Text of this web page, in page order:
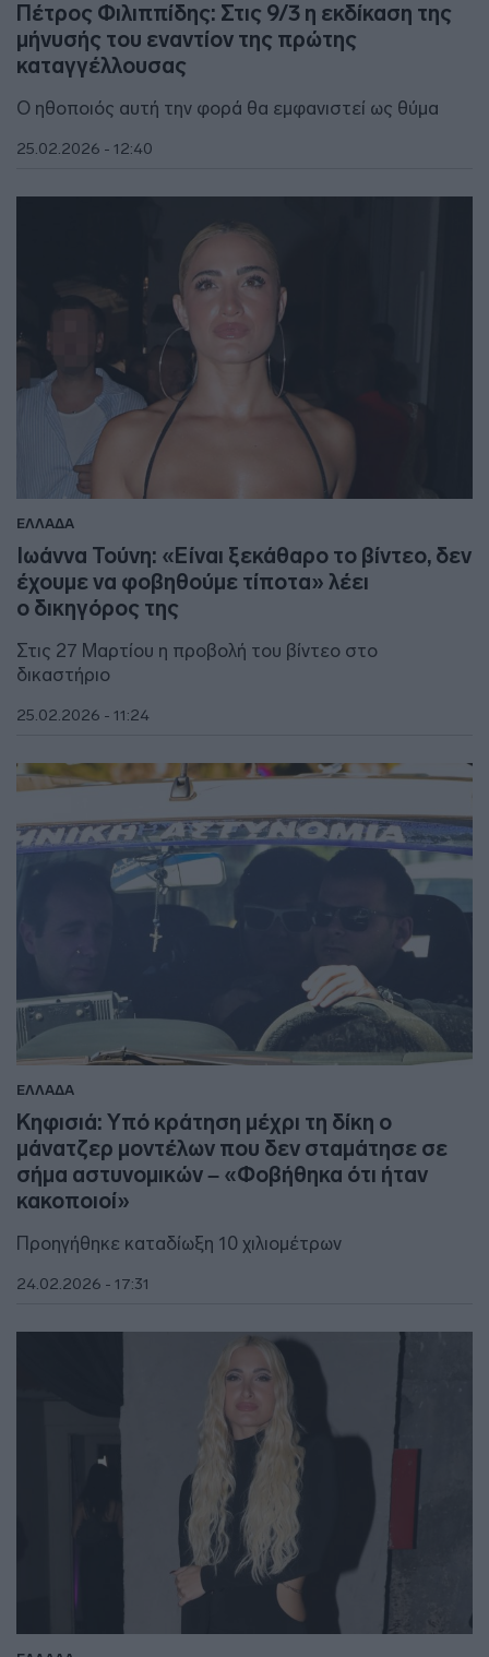
Πέτρος Φιλιππίδης: Στις 9/3 η εκδίκαση της
μήνυσής του εναντίον της πρώτης
καταγγέλλουσας
O ηθοποιός αυτή την φορά θα εμφανιστεί ως θύμα
25.02.2026 - 12:40
ΕΛΛΑΔΑ
Ιωάννα Τούνη: «Είναι ξεκάθαρο το βίντεο, δεν
έχουμε να φοβηθούμε τίποτα» λέει
ο δικηγόρος της
Στις 27 Μαρτίου η προβολή του βίντεο στο
δικαστήριο
25.02.2026 - 11:24
ΕΛΛΑΔΑ
Κηφισιά: Υπό κράτηση μέχρι τη δίκη ο
μάνατζερ μοντέλων που δεν σταμάτησε σε
σήμα αστυνομικών – «Φοβήθηκα ότι ήταν
κακοποιοί»
Προηγήθηκε καταδίωξη 10 χιλιομέτρων
24.02.2026 - 17:31